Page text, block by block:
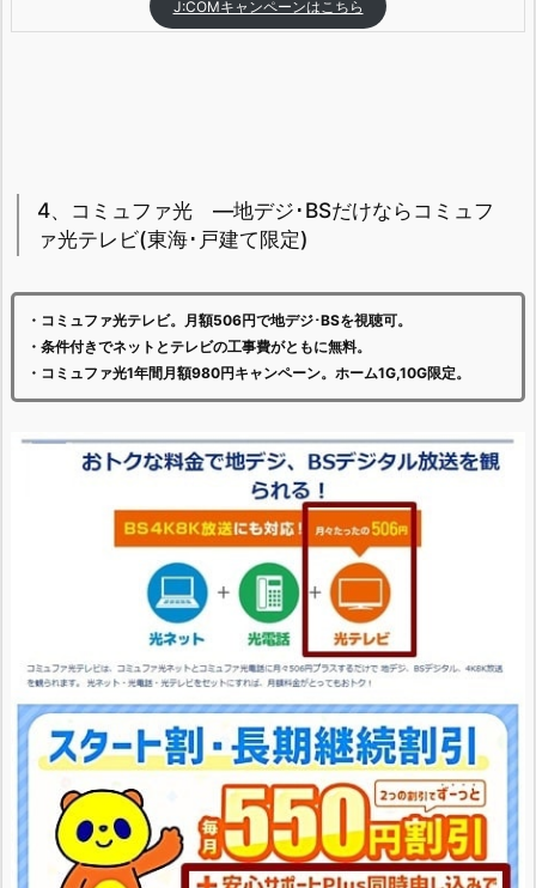
J:COMキャンペーンはこちら
4、コミュファ光 —地デジ･BSだけならコミュフ
ァ光テレビ(東海･戸建て限定)
・コミュファ光テレビ。月額506円で地デジ･BSを視聴可。
・条件付きでネットとテレビの工事費がともに無料。
・コミュファ光1年間月額980円キャンペーン。ホーム1G,10G限定。